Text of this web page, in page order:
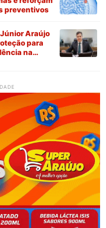
preventivos
Araújo
para
na